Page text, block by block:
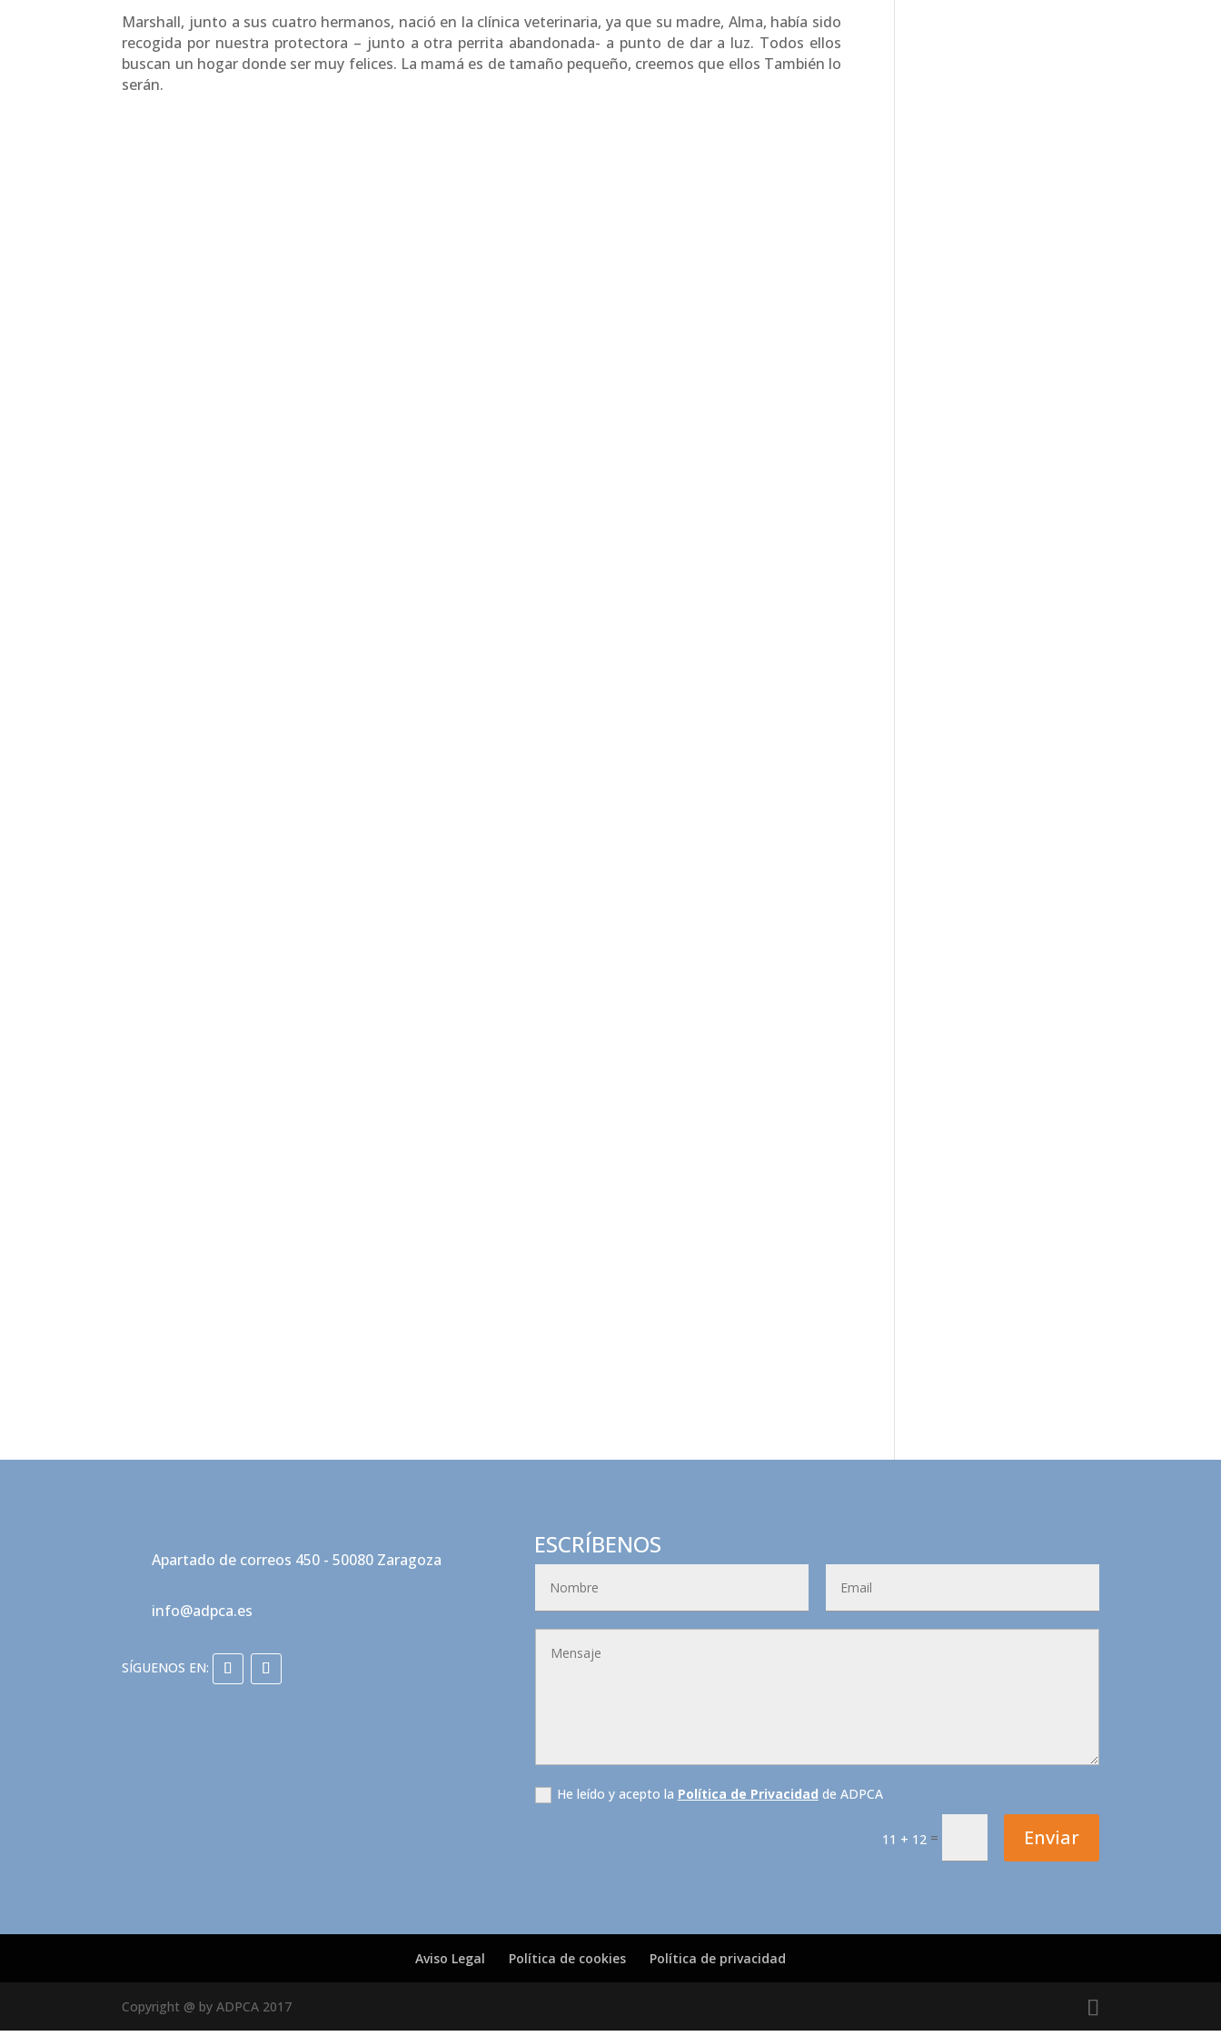
Marshall, junto a sus cuatro hermanos, nació en la clínica veterinaria, ya que su madre, Alma, había sido
recogida por nuestra protectora – junto a otra perrita abandonada- a punto de dar a luz. Todos ellos
buscan un hogar donde ser muy felices. La mamá es de tamaño pequeño, creemos que ellos También lo
serán.
Apartado de correos 450 - 50080 Zaragoza
info@adpca.es
ESCRÍBENOS
He leído y acepto la Política de Privacidad de ADPCA
11 + 12 = Enviar
Aviso Legal Política de cookies Política de privacidad
Copyright @ by ADPCA 2017